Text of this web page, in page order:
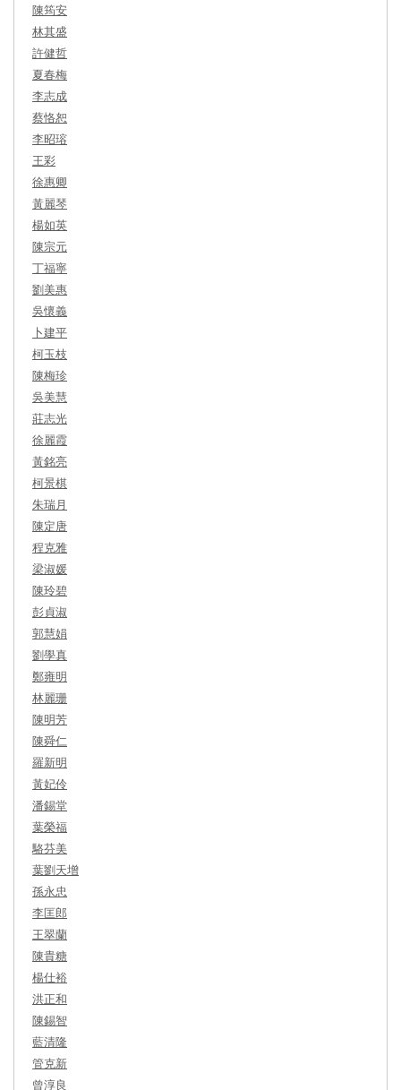
陳筠安
林其盛
許健哲
夏春梅
李志成
蔡恪恕
李昭瑢
王彩
徐惠卿
黃麗琴
楊如英
陳宗元
丁福寧
劉美惠
吳懷義
卜建平
柯玉枝
陳梅珍
吳美慧
莊志光
徐麗霞
黃銘亮
柯景棋
朱瑞月
陳定唐
程克雅
梁淑媛
陳玲碧
彭貞淑
郭慧娟
劉學真
鄭雍明
林麗珊
陳明芳
陳舜仁
羅新明
黃妃伶
潘錫堂
葉榮福
駱芬美
葉劉天增
孫永忠
李匡郎
王翠蘭
陳貴糖
楊仕裕
洪正和
陳錫智
藍清隆
管克新
曾淳良